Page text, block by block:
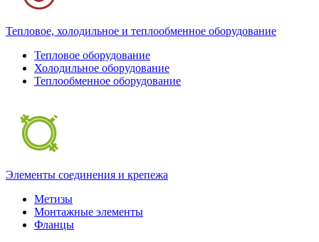
Тепловое, холодильное и теплообменное оборудование
Тепловое оборудование
Холодильное оборудование
Теплообменное оборудование
Элементы соединения и крепежа
Метизы
Монтажные элементы
Фланцы